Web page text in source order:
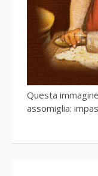
Questa
assomiglia: